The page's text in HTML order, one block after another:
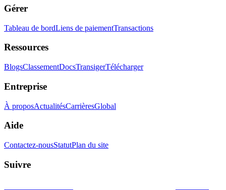
Gérer
Tableau de bordLiens de paiementTransactions
Ressources
BlogsClassementDocsTransigerTélécharger
Entreprise
À proposActualitésCarrièresGlobal
Aide
Contactez-nousStatutPlan du site
Suivre